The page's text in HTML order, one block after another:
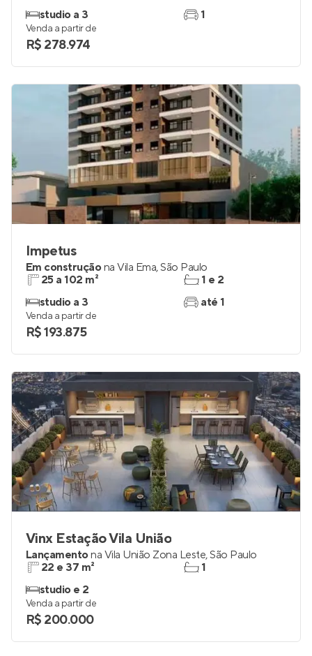
studio a 3
1
Venda a partir de
R$ 278.974
Impetus
Em construçãona Vila Ema,São Paulo
25 a 102 m²
studio a 3
1 e 2
até 1
Venda a partir de
R$ 193.875
Vinx Estação Vila União
Lançamentona Vila União Zona Leste,São Paulo
22 e 37 m²
studio e 2
1
Venda a partir de
R$ 200.000